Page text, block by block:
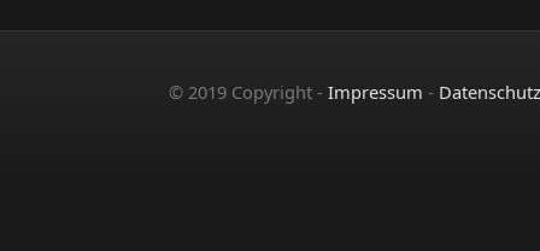
© 2019 Copyright - Impressum - Datenschutz